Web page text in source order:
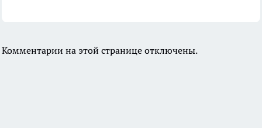
Комментарии на этой странице отключены.